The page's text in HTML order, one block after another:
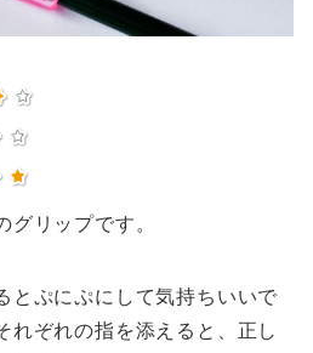
グリップです。
とぷにぷにして気持ちいいで
れぞれの指を添えると、正し